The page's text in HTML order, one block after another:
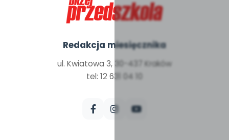
Redakcja miesięcznika
ul. Kwiatowa 3, 30-437 Kraków
tel: 12 631 04 10